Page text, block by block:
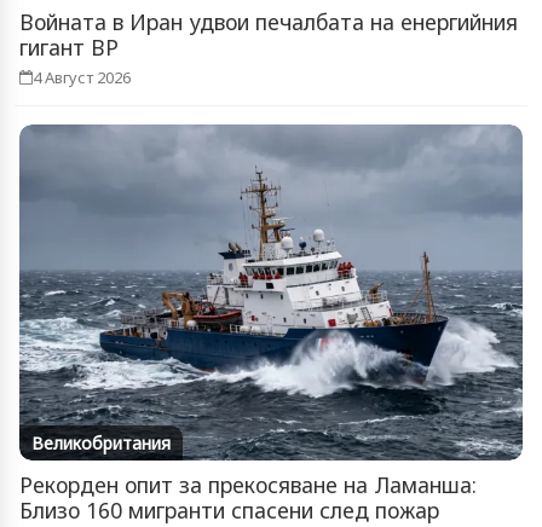
Войната в Иран удвои печалбата на енергийния
гигант BP
4 Август 2026
Великобритания
Рекорден опит за прекосяване на Ламанша:
Близо 160 мигранти спасени след пожар